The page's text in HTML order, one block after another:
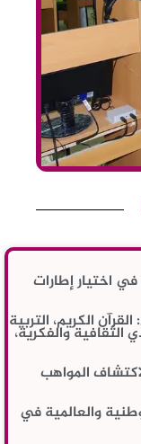
في اختيار إطارات
الكريم، التربية
الثقافية والفكرية،
المواهب
والعالمية في